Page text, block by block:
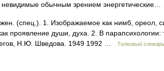
обычным зрением
(спец.). 1. Изображаемое как нимб, ореол,
проявление души, духа. 2. В
Н.Ю. Шведова. 1949 1992 …
Толковый